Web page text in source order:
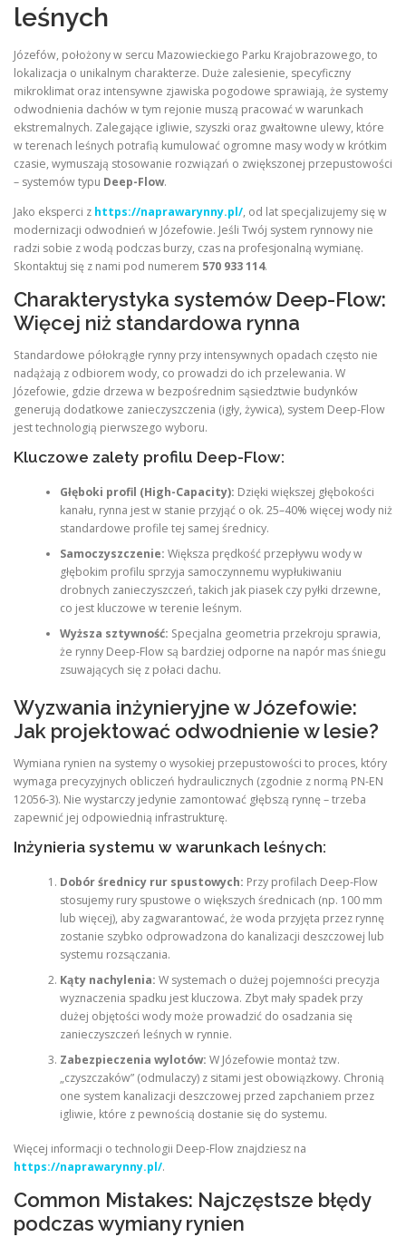
leśnych
Józefów, położony w sercu Mazowieckiego Parku Krajobrazowego, to
lokalizacja o unikalnym charakterze. Duże zalesienie, specyficzny
mikroklimat oraz intensywne zjawiska pogodowe sprawiają, że systemy
odwodnienia dachów w tym rejonie muszą pracować w warunkach
ekstremalnych. Zalegające igliwie, szyszki oraz gwałtowne ulewy, które
w terenach leśnych potrafią kumulować ogromne masy wody w krótkim
czasie, wymuszają stosowanie rozwiązań o zwiększonej przepustowości
– systemów typu Deep-Flow.
Jako eksperci z https://naprawarynny.pl/, od lat specjalizujemy się w
modernizacji odwodnień w Józefowie. Jeśli Twój system rynnowy nie
radzi sobie z wodą podczas burzy, czas na profesjonalną wymianę.
Skontaktuj się z nami pod numerem 570 933 114.
Charakterystyka systemów Deep-Flow:
Więcej niż standardowa rynna
Standardowe półokrągłe rynny przy intensywnych opadach często nie
nadążają z odbiorem wody, co prowadzi do ich przelewania. W
Józefowie, gdzie drzewa w bezpośrednim sąsiedztwie budynków
generują dodatkowe zanieczyszczenia (igły, żywica), system Deep-Flow
jest technologią pierwszego wyboru.
Kluczowe zalety profilu Deep-Flow:
Głęboki profil (High-Capacity): Dzięki większej głębokości
kanału, rynna jest w stanie przyjąć o ok. 25–40% więcej wody niż
standardowe profile tej samej średnicy.
Samoczyszczenie: Większa prędkość przepływu wody w
głębokim profilu sprzyja samoczynnemu wypłukiwaniu
drobnych zanieczyszczeń, takich jak piasek czy pyłki drzewne,
co jest kluczowe w terenie leśnym.
Wyższa sztywność: Specjalna geometria przekroju sprawia,
że rynny Deep-Flow są bardziej odporne na napór mas śniegu
zsuwających się z połaci dachu.
Wyzwania inżynieryjne w Józefowie:
Jak projektować odwodnienie w lesie?
Wymiana rynien na systemy o wysokiej przepustowości to proces, który
wymaga precyzyjnych obliczeń hydraulicznych (zgodnie z normą PN-EN
12056-3). Nie wystarczy jedynie zamontować głębszą rynnę – trzeba
zapewnić jej odpowiednią infrastrukturę.
Inżynieria systemu w warunkach leśnych:
Dobór średnicy rur spustowych: Przy profilach Deep-Flow
stosujemy rury spustowe o większych średnicach (np. 100 mm
lub więcej), aby zagwarantować, że woda przyjęta przez rynnę
zostanie szybko odprowadzona do kanalizacji deszczowej lub
systemu rozsączania.
Kąty nachylenia: W systemach o dużej pojemności precyzja
wyznaczenia spadku jest kluczowa. Zbyt mały spadek przy
dużej objętości wody może prowadzić do osadzania się
zanieczyszczeń leśnych w rynnie.
Zabezpieczenia wylotów: W Józefowie montaż tzw.
„czyszczaków” (odmulaczy) z sitami jest obowiązkowy. Chronią
one system kanalizacji deszczowej przed zapchaniem przez
igliwie, które z pewnością dostanie się do systemu.
Więcej informacji o technologii Deep-Flow znajdziesz na
https://naprawarynny.pl/.
Common Mistakes: Najczęstsze błędy
podczas wymiany rynien